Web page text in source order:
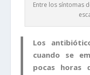
Entre los síntomas
Los
cuando se
pocas horas